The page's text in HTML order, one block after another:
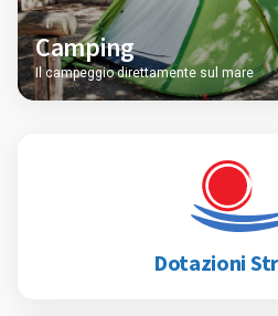
Camping
Il campeggio direttamente sul mare
Dotazioni